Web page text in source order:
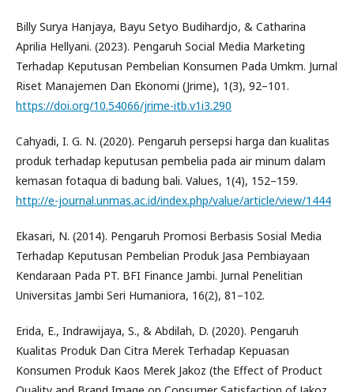
Billy Surya Hanjaya, Bayu Setyo Budihardjo, & Catharina
Aprilia Hellyani. (2023). Pengaruh Social Media Marketing
Terhadap Keputusan Pembelian Konsumen Pada Umkm. Jurnal
Riset Manajemen Dan Ekonomi (Jrime), 1(3), 92–101.
https://doi.org/10.54066/jrime-itb.v1i3.290
Cahyadi, I. G. N. (2020). Pengaruh persepsi harga dan kualitas
produk terhadap keputusan pembelia pada air minum dalam
kemasan fotaqua di badung bali. Values, 1(4), 152–159.
http://e-journal.unmas.ac.id/index.php/value/article/view/1444
Ekasari, N. (2014). Pengaruh Promosi Berbasis Sosial Media
Terhadap Keputusan Pembelian Produk Jasa Pembiayaan
Kendaraan Pada PT. BFI Finance Jambi. Jurnal Penelitian
Universitas Jambi Seri Humaniora, 16(2), 81–102.
Erida, E., Indrawijaya, S., & Abdilah, D. (2020). Pengaruh
Kualitas Produk Dan Citra Merek Terhadap Kepuasan
Konsumen Produk Kaos Merek Jakoz (the Effect of Product